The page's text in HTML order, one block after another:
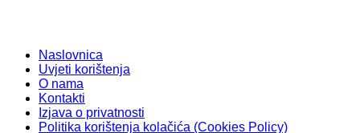
Naslovnica
Uvjeti korištenja
O nama
Kontakti
Izjava o privatnosti
Politika korištenja kolačića (Cookies Policy)